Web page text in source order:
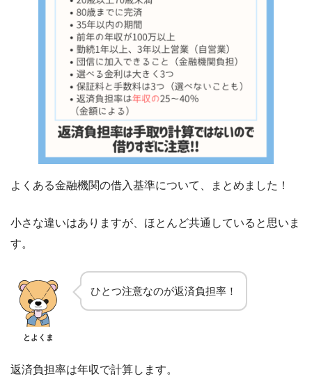
よくある金融機関の借入基準について、まとめました！
小さな違いはありますが、ほとんど共通していると思いま
す。
とよくま
ひとつ注意なのが返済負担率！
返済負担率は年収で計算します。